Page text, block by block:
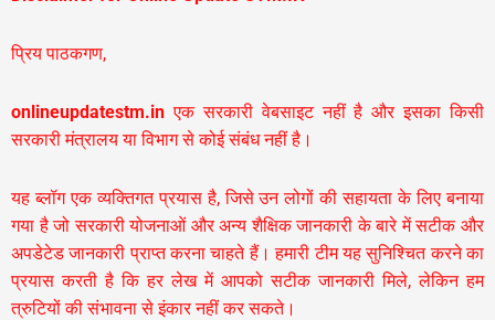
प्रिय पाठकगण,
onlineupdatestm.in एक सरकारी वेबसाइट नहीं है और इसका किसी
सरकारी मंत्रालय या विभाग से कोई संबंध नहीं है।
यह ब्लॉग एक व्यक्तिगत प्रयास है, जिसे उन लोगों की सहायता के लिए बनाया
गया है जो सरकारी योजनाओं और अन्य शैक्षिक जानकारी के बारे में सटीक और
अपडेटेड जानकारी प्राप्त करना चाहते हैं। हमारी टीम यह सुनिश्चित करने का
प्रयास करती है कि हर लेख में आपको सटीक जानकारी मिले, लेकिन हम
त्रुटियों की संभावना से इंकार नहीं कर सकते।